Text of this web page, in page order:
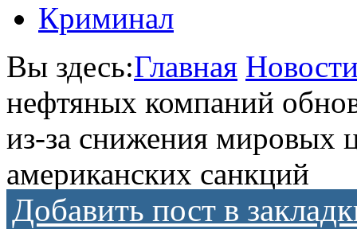
Криминал
Вы здесь:Главная
нефтяных компаний
из-за снижения мировых
американских санкций
Добавить пост в